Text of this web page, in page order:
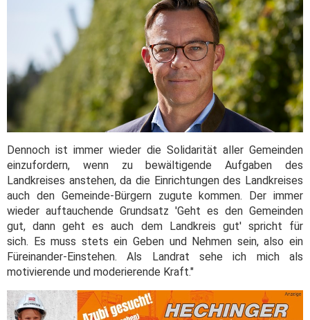
Dennoch ist immer wieder die Solidarität aller Gemeinden
einzufordern, wenn zu bewältigende Aufgaben des
Landkreises anstehen, da die Einrichtungen des Landkreises
auch den Gemeinde-Bürgern zugute kommen. Der immer
wieder auftauchende Grundsatz 'Geht es den Gemeinden
gut, dann geht es auch dem Landkreis gut' spricht für
sich. Es muss stets ein Geben und Nehmen sein, also ein
Füreinander-Einstehen. Als Landrat sehe ich mich als
motivierende und moderierende Kraft."